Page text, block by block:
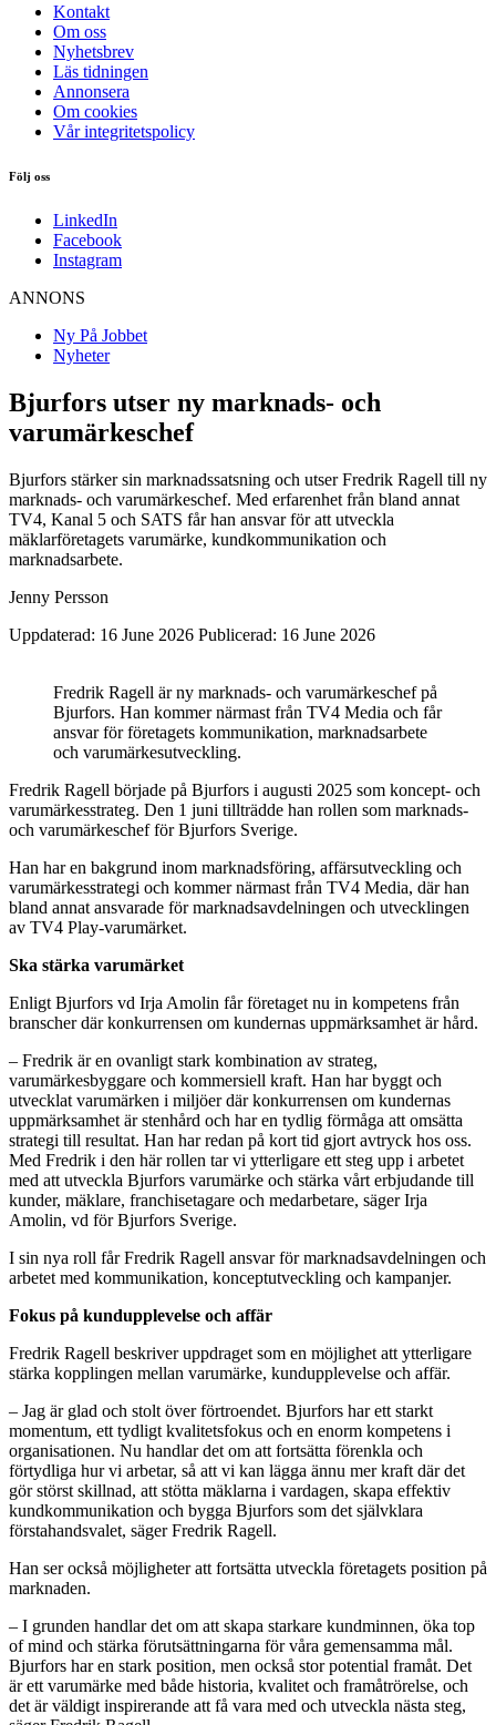
Kontakt
Om oss
Nyhetsbrev
Läs tidningen
Annonsera
Om cookies
Vår integritetspolicy
Följ oss
LinkedIn
Facebook
Instagram
ANNONS
Ny På Jobbet
Nyheter
Bjurfors utser ny marknads- och
varumärkeschef
Bjurfors stärker sin marknadssatsning och utser Fredrik Ragell till ny
marknads- och varumärkeschef. Med erfarenhet från bland annat
TV4, Kanal 5 och SATS får han ansvar för att utveckla
mäklarföretagets varumärke, kundkommunikation och
marknadsarbete.
Jenny Persson
Uppdaterad: 16 June 2026 Publicerad: 16 June 2026
Fredrik Ragell är ny marknads- och varumärkeschef på
Bjurfors. Han kommer närmast från TV4 Media och får
ansvar för företagets kommunikation, marknadsarbete
och varumärkesutveckling.
Fredrik Ragell började på Bjurfors i augusti 2025 som koncept- och
varumärkesstrateg. Den 1 juni tillträdde han rollen som marknads-
och varumärkeschef för Bjurfors Sverige.
Han har en bakgrund inom marknadsföring, affärsutveckling och
varumärkesstrategi och kommer närmast från TV4 Media, där han
bland annat ansvarade för marknadsavdelningen och utvecklingen
av TV4 Play-varumärket.
Ska stärka varumärket
Enligt Bjurfors vd Irja Amolin får företaget nu in kompetens från
branscher där konkurrensen om kundernas uppmärksamhet är hård.
– Fredrik är en ovanligt stark kombination av strateg,
varumärkesbyggare och kommersiell kraft. Han har byggt och
utvecklat varumärken i miljöer där konkurrensen om kundernas
uppmärksamhet är stenhård och har en tydlig förmåga att omsätta
strategi till resultat. Han har redan på kort tid gjort avtryck hos oss.
Med Fredrik i den här rollen tar vi ytterligare ett steg upp i arbetet
med att utveckla Bjurfors varumärke och stärka vårt erbjudande till
kunder, mäklare, franchisetagare och medarbetare, säger Irja
Amolin, vd för Bjurfors Sverige.
I sin nya roll får Fredrik Ragell ansvar för marknadsavdelningen och
arbetet med kommunikation, konceptutveckling och kampanjer.
Fokus på kundupplevelse och affär
Fredrik Ragell beskriver uppdraget som en möjlighet att ytterligare
stärka kopplingen mellan varumärke, kundupplevelse och affär.
– Jag är glad och stolt över förtroendet. Bjurfors har ett starkt
momentum, ett tydligt kvalitetsfokus och en enorm kompetens i
organisationen. Nu handlar det om att fortsätta förenkla och
förtydliga hur vi arbetar, så att vi kan lägga ännu mer kraft där det
gör störst skillnad, att stötta mäklarna i vardagen, skapa effektiv
kundkommunikation och bygga Bjurfors som det självklara
förstahandsvalet, säger Fredrik Ragell.
Han ser också möjligheter att fortsätta utveckla företagets position på
marknaden.
– I grunden handlar det om att skapa starkare kundminnen, öka top
of mind och stärka förutsättningarna för våra gemensamma mål.
Bjurfors har en stark position, men också stor potential framåt. Det
är ett varumärke med både historia, kvalitet och framåtrörelse, och
det är väldigt inspirerande att få vara med och utveckla nästa steg,